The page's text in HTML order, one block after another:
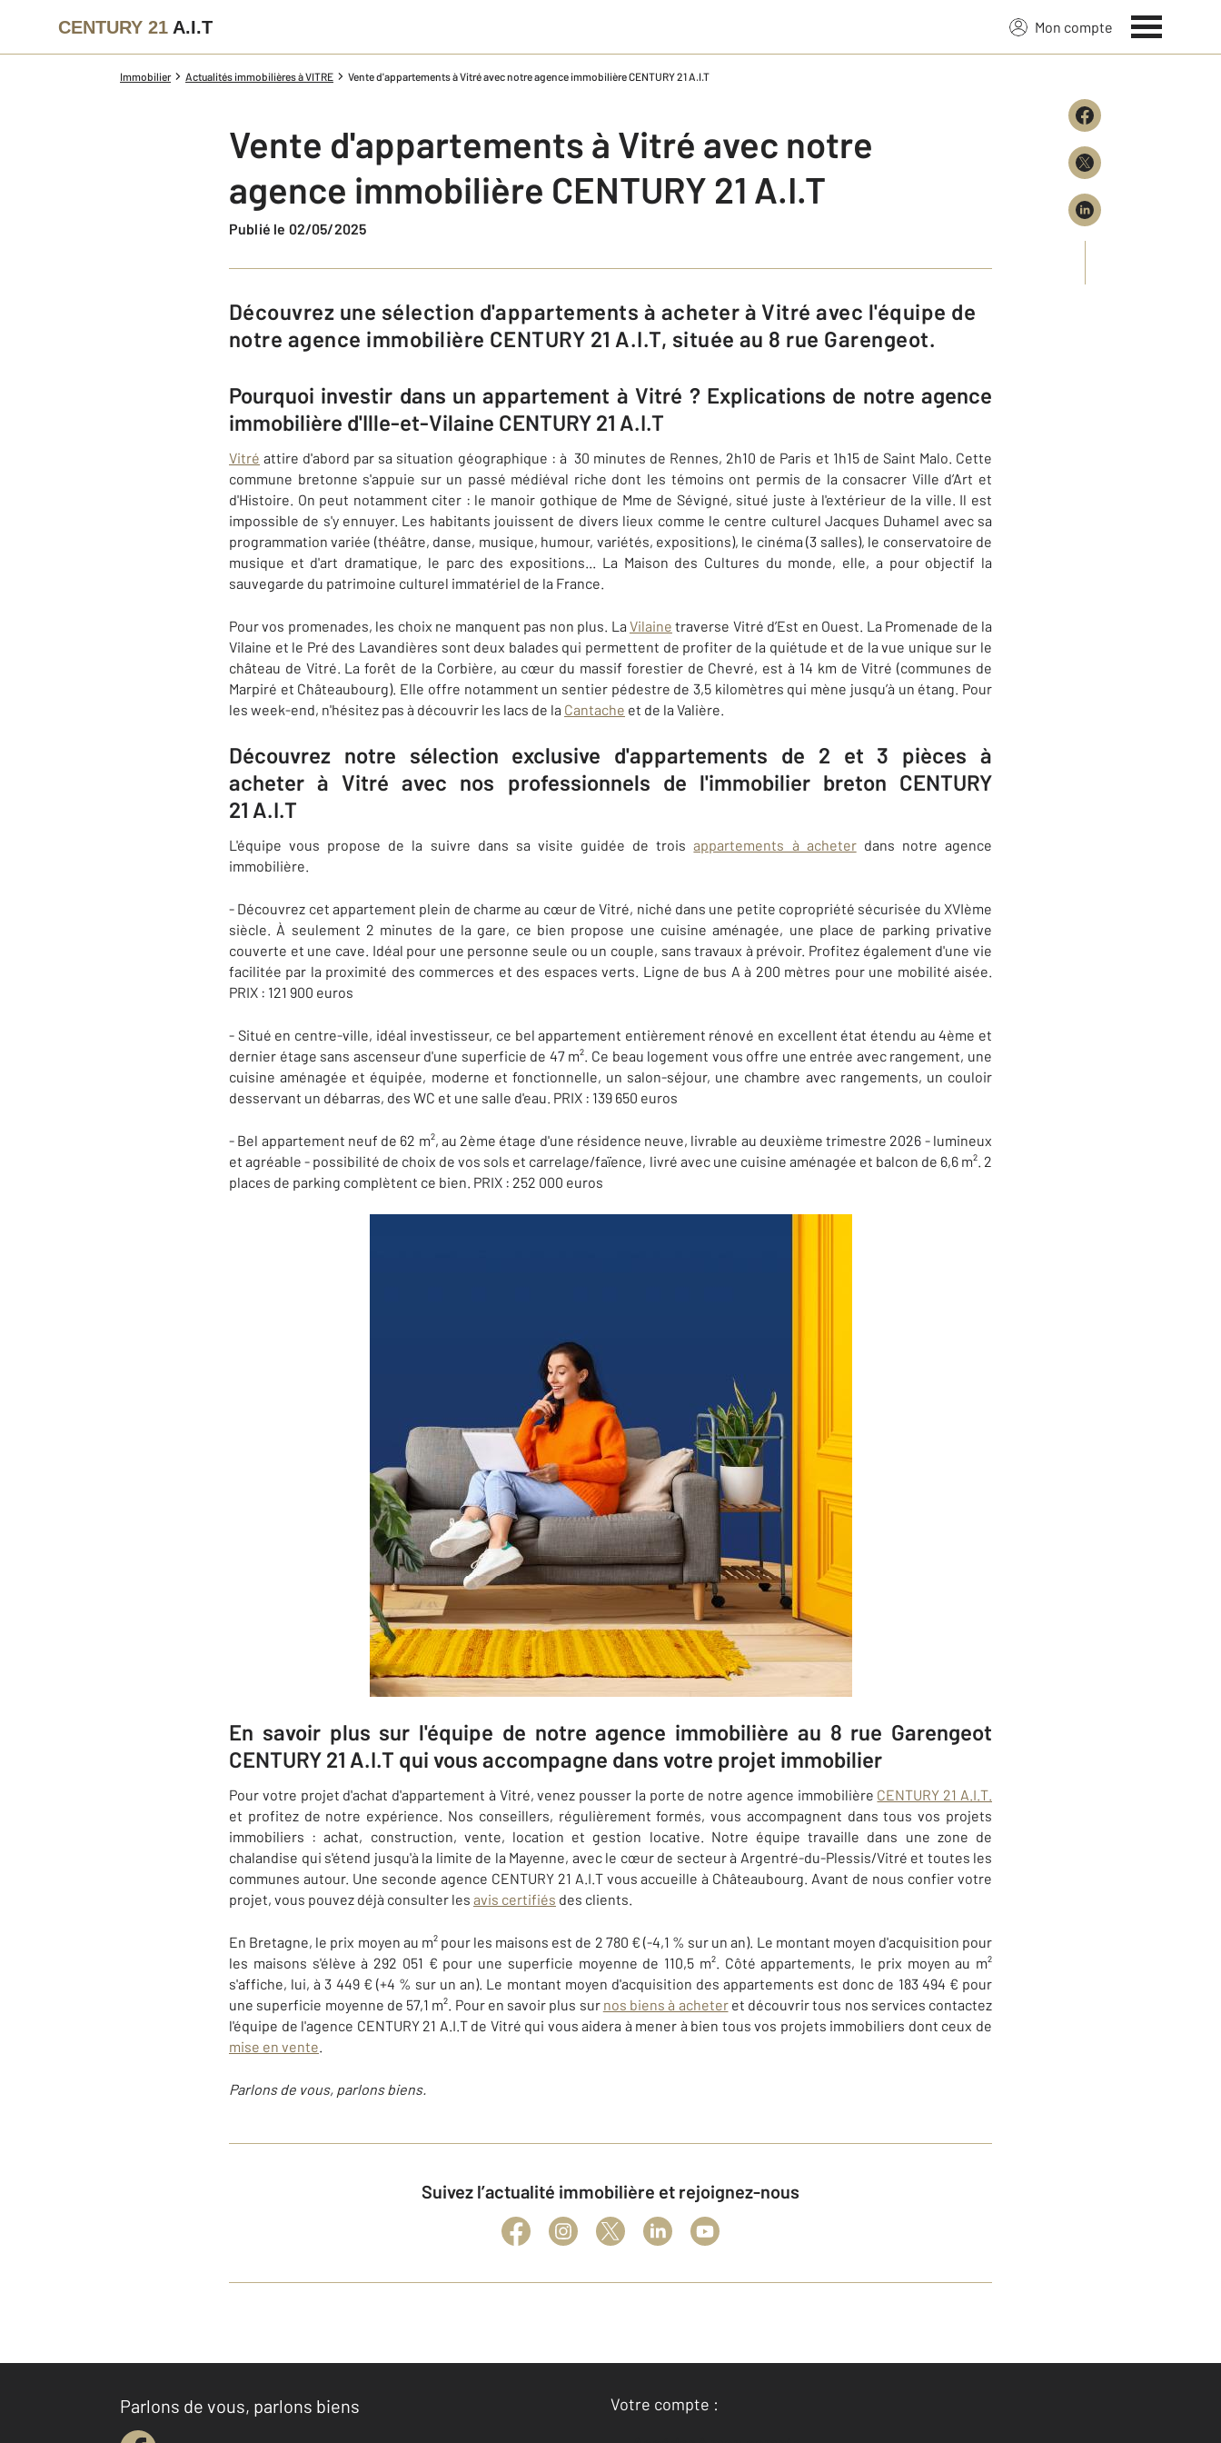
CENTURY 21 A.I.T Mon compte
Immobilier Actualités immobilières à VITRE Vente d'appartements à Vitré avec notre agence immobilière CENTURY 21 A.I.T
Vente d'appartements à Vitré avec notre
agence immobilière CENTURY 21 A.I.T
Publié le 02/05/2025
Découvrez une sélection d'appartements à acheter à Vitré avec l'équipe de
notre agence immobilière CENTURY 21 A.I.T, située au 8 rue Garengeot.
Pourquoi investir dans un appartement à Vitré ? Explications de notre agence
immobilière d'Ille-et-Vilaine CENTURY 21 A.I.T
Vitré attire d'abord par sa situation géographique : à 30 minutes de Rennes, 2h10 de Paris et 1h15 de Saint Malo. Cette
commune bretonne s'appuie sur un passé médiéval riche dont les témoins ont permis de la consacrer Ville d’Art et
d'Histoire. On peut notamment citer : le manoir gothique de Mme de Sévigné, situé juste à l'extérieur de la ville. Il est
impossible de s'y ennuyer. Les habitants jouissent de divers lieux comme le centre culturel Jacques Duhamel avec sa
programmation variée (théâtre, danse, musique, humour, variétés, expositions), le cinéma (3 salles), le conservatoire de
musique et d'art dramatique, le parc des expositions... La Maison des Cultures du monde, elle, a pour objectif la
sauvegarde du patrimoine culturel immatériel de la France.
Pour vos promenades, les choix ne manquent pas non plus. La Vilaine traverse Vitré d’Est en Ouest. La Promenade de la
Vilaine et le Pré des Lavandières sont deux balades qui permettent de profiter de la quiétude et de la vue unique sur le
château de Vitré. La forêt de la Corbière, au cœur du massif forestier de Chevré, est à 14 km de Vitré (communes de
Marpiré et Châteaubourg). Elle offre notamment un sentier pédestre de 3,5 kilomètres qui mène jusqu’à un étang. Pour
les week-end, n'hésitez pas à découvrir les lacs de la Cantache et de la Valière.
Découvrez notre sélection exclusive d'appartements de 2 et 3 pièces à
acheter à Vitré avec nos professionnels de l'immobilier breton CENTURY
21 A.I.T
L'équipe vous propose de la suivre dans sa visite guidée de troisappartements à acheterdans notre agence
immobilière.
- Découvrez cet appartement plein de charme au cœur de Vitré, niché dans une petite copropriété sécurisée du XVIème
siècle. À seulement 2 minutes de la gare, ce bien propose une cuisine aménagée, une place de parking privative
couverte et une cave. Idéal pour une personne seule ou un couple, sans travaux à prévoir. Profitez également d'une vie
facilitée par la proximité des commerces et des espaces verts. Ligne de bus A à 200 mètres pour une mobilité aisée.
PRIX : 121 900 euros
- Situé en centre-ville, idéal investisseur, ce bel appartement entièrement rénové en excellent état étendu au 4ème et
dernier étage sans ascenseur d'une superficie de 47 m². Ce beau logement vous offre une entrée avec rangement, une
cuisine aménagée et équipée, moderne et fonctionnelle, un salon-séjour, une chambre avec rangements, un couloir
desservant un débarras, des WC et une salle d'eau. PRIX : 139 650 euros
- Bel appartement neuf de 62 m², au 2ème étage d'une résidence neuve, livrable au deuxième trimestre 2026 - lumineux
et agréable - possibilité de choix de vos sols et carrelage/faïence, livré avec une cuisine aménagée et balcon de 6,6 m². 2
places de parking complètent ce bien. PRIX : 252 000 euros
En savoir plus sur l'équipe de notre agence immobilière au 8 rue Garengeot
CENTURY 21 A.I.T qui vous accompagne dans votre projet immobilier
Pour votre projet d'achat d'appartement à Vitré, venez pousser la porte de notre agence immobilière CENTURY 21 A.I.T.
et profitez de notre expérience. Nos conseillers, régulièrement formés, vous accompagnent dans tous vos projets
immobiliers : achat, construction, vente, location et gestion locative. Notre équipe travaille dans une zone de
chalandise qui s'étend jusqu'à la limite de la Mayenne, avec le cœur de secteur à Argentré-du-Plessis/Vitré et toutes les
communes autour. Une seconde agence CENTURY 21 A.I.T vous accueille à Châteaubourg. Avant de nous confier votre
projet, vous pouvez déjà consulter les avis certifiés des clients.
En Bretagne, le prix moyen au m² pour les maisons est de 2 780 € (-4,1 % sur un an). Le montant moyen d'acquisition pour
les maisons s'élève à 292 051 € pour une superficie moyenne de 110,5 m². Côté appartements, le prix moyen au m²
s'affiche, lui, à 3 449 € (+4 % sur un an). Le montant moyen d'acquisition des appartements est donc de 183 494 € pour
une superficie moyenne de 57,1 m². Pour en savoir plus sur nos biens à acheteret découvrir tous nos services contactez
l'équipe de l'agence CENTURY 21 A.I.T de Vitré qui vous aidera à mener à bien tous vos projets immobiliers dont ceux de
mise en vente.
Parlons de vous, parlons biens.
Suivez l’actualité immobilière et rejoignez-nous
Parlons de vous, parlons biens
Votre compte :